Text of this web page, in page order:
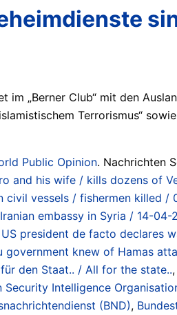
im „Berner Club“ mit den
Terrorismus“
Public Opinion. Nachrichten
and his wife / kills dozens of
vessels / fishermen killed
embassy in Syria / 14-
president de facto declares
knew of Hamas
den Staat.. / All for the state..,
Security Intelligence
(BND),